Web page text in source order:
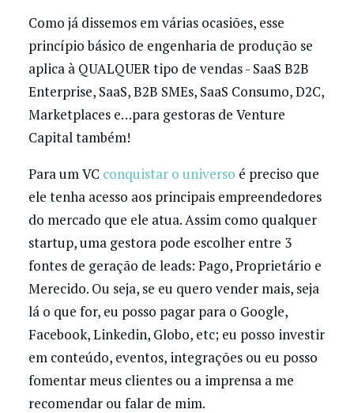
Como já dissemos em várias ocasiões, esse
princípio básico de engenharia de produção se
aplica à QUALQUER tipo de vendas - SaaS B2B
Enterprise, SaaS, B2B SMEs, SaaS Consumo, D2C,
Marketplaces e…para gestoras de Venture
Capital também!
Para um VC conquistar o universo é preciso que
ele tenha acesso aos principais empreendedores
do mercado que ele atua. Assim como qualquer
startup, uma gestora pode escolher entre 3
fontes de geração de leads: Pago, Proprietário e
Merecido. Ou seja, se eu quero vender mais, seja
lá o que for, eu posso pagar para o Google,
Facebook, Linkedin, Globo, etc; eu posso investir
em conteúdo, eventos, integrações ou eu posso
fomentar meus clientes ou a imprensa a me
recomendar ou falar de mim.